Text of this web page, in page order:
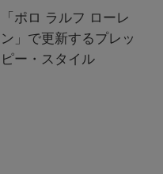
「ポロ ラルフ ローレ
ン」で更新するプレッ
ピー・スタイル